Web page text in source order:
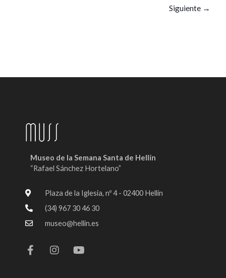
Siguiente →
Museo de la Semana Santa de Hellín
“Rafael Sánchez Hortelano”
Plaza de la Iglesia, nº 4 - 02400 Hellín
(34) 967 30 46 30
museo@hellin.es
a
c
n
s
o
u